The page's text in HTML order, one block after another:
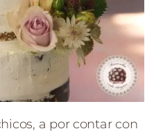
a por contar con